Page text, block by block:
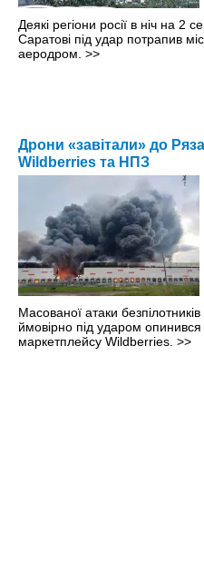
Деякі регіони росії в ніч на 2
Саратові під удар потрапив
аеродром. >>
Дрони «завітали» до
Wildberries та НПЗ
Масованої атаки
ймовірно під ударом опинився
маркетплейсу Wildberries. >>